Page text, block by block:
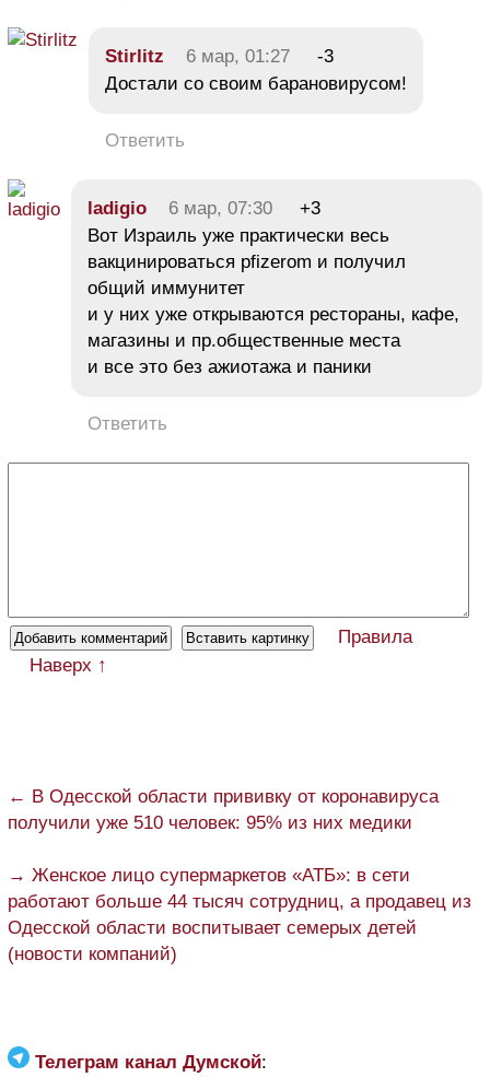
Stirlitz 6 мар, 01:27
-3
Достали со своим барановирусом!
Ответить
ladigio 6 мар, 07:30
+3
Вот Израиль уже практически весь
вакцинироваться pfizerom и получил
общий иммунитет
и у них уже открываются рестораны, кафе,
магазины и пр.общественные места
и все это без ажиотажа и паники
Ответить
Правила
Наверх ↑
← В Одесской области прививку от коронавируса
получили уже 510 человек: 95% из них медики
→ Женское лицо супермаркетов «АТБ»: в сети
работают больше 44 тысяч сотрудниц, а продавец из
Одесской области воспитывает семерых детей
(новости компаний)
Телеграм канал Думской: